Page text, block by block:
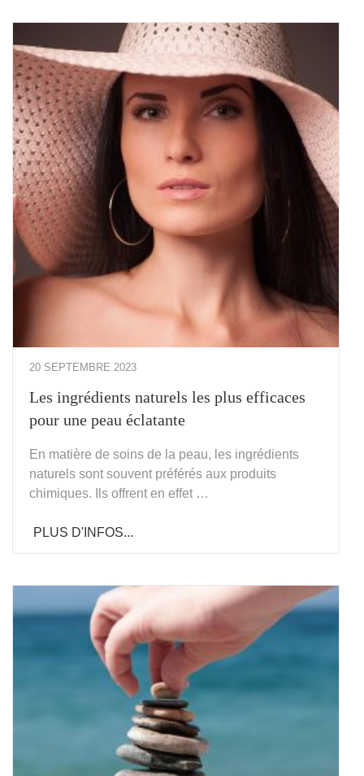
20 SEPTEMBRE 2023
Les ingrédients naturels les plus efficaces
pour une peau éclatante
En matière de soins de la peau, les ingrédients
naturels sont souvent préférés aux produits
chimiques. Ils offrent en effet …
PLUS D'INFOS...